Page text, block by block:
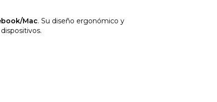
Mac. Su diseño ergonómico y